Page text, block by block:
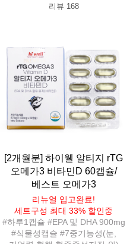
리뷰 168
[2개월분] 하이웰 알티지 rTG
오메가3 비타민D 60캡슐/
베스트 오메가3
리뉴얼 입고완료!
세트구성 최대 33% 할인중
#하루1캡슐 #EPA 및 DHA 900mg
#식물성캡슐 #7중기능성(눈,